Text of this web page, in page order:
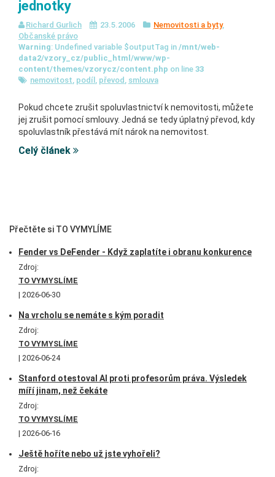
jednotky
Richard Gurlich 23.5.2006 Nemovitosti a byty,
Občanské právo
Warning: Undefined variable $outputTag in /mnt/web-
data2/vzory_cz/public_html/www/wp-
content/themes/vzorycz/content.php on line 33
nemovitost, podíl , převod , smlouva
Pokud chcete zrušit spoluvlastnictví k nemovitosti, můžete
jej zrušit pomocí smlouvy. Jedná se tedy úplatný převod, kdy
spoluvlastník přestává mít nárok na nemovitost.
Celý článek
Přečtěte si TO VYMYLÍME
Fender vs DeFender - Když zaplatíte i obranu konkurence
Zdroj:
TO VYMYSLÍME
2026-06-30
Na vrcholu se nemáte s kým poradit
Zdroj:
TO VYMYSLÍME
2026-06-24
Stanford otestoval AI proti profesorům práva. Výsledek
míří jinam, než čekáte
Zdroj:
TO VYMYSLÍME
2026-06-16
Ještě hoříte nebo už jste vyhořeli?
Zdroj: